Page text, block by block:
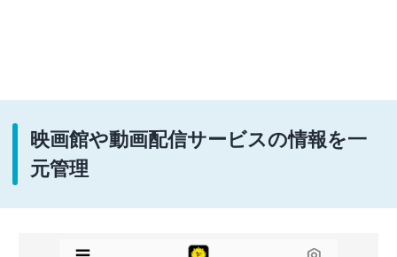
映画館や動画配信サービスの情報を一
元管理